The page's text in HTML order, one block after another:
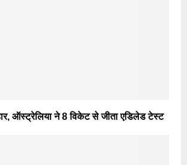
ऑस्ट्रेलिया ने 8 विकेट से जीता एडिलेड टेस्ट